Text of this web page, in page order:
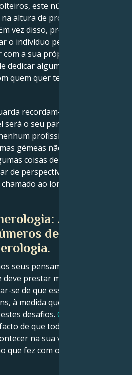
este número é um
altura de procurar o amor –
vez disso, precisa de levar o
o indivíduo perfeito para se
a sua própria
dedicar algum tempo a
quem quer ter uma relação e
recordam-lhe que uma
o seu parceiro. Não
profissional para te
gémeas não te vão
coisas de cabeça de vento
de perspectivas frescas e
ao longo das linhas
A ciência
de 0 a 9 é
seus pensamentos,
prestar mais atenção ao
se de que esses
à medida que vai
desafios. O Anjo Número
de que todas as grandes
na sua vida neste
que fez com o destino da sua